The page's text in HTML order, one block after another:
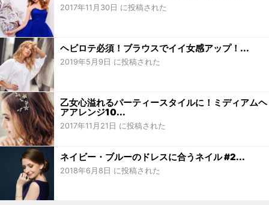
2017年11月30日 に投稿された
ヘビロテ必須！ブラウスでイイ女感アップ！...
2019年5月9日 に投稿された
乙女心溢れるパーティースタイルに！ミディアムヘ
アアレンジ10...
2017年11月21日 に投稿された
ネイビー・ブルーのドレスに合うネイル #2...
2018年6月8日 に投稿された